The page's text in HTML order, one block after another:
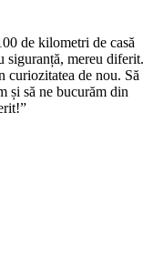
de kilometri de casă
siguranță, mereu diferit.
curiozitatea de nou. Să
și să ne bucurăm din